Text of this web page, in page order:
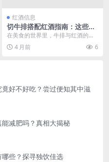
红酒信息
切牛排搭配红酒指南：这些红
酒让牛排美味升级
在美食的世界里，牛排与红酒的搭
配堪称经典，它们相互交融，能带
来无与伦比的味觉体验...
4 月前 6
好不好吃？尝过便知其中滋
减肥吗？真相大揭秘
些？探寻独饮佳选